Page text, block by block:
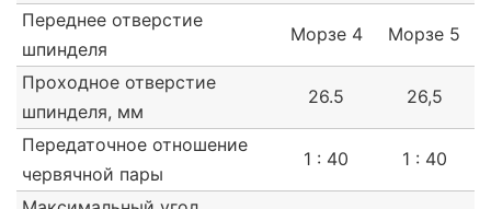
Переднее отверстие
шпинделя
Морзе 4 Морзе 5
Проходное отверстие
шпинделя, мм
26.5 26,5
Передаточное отношение
червячной пары
1 : 40 1 : 40